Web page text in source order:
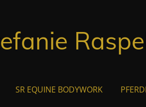
SR EQUINE BODYWORK